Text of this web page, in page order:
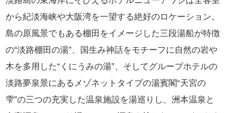
から紀淡海峡や大阪湾を一望する絶好のロケーション。
島の原風景でもある棚田をイメージした三段湯船が特徴
の“淡路棚田の湯”、国生み神話をモチーフに自然の岩や
木を多用した“くにうみの湯”、 そしてグループホテルの
淡路夢泉景にあるメゾネットタイプの湯賓閣“天宮の
雫”の三つの充実した温泉施設を湯巡りし、洲本温泉と